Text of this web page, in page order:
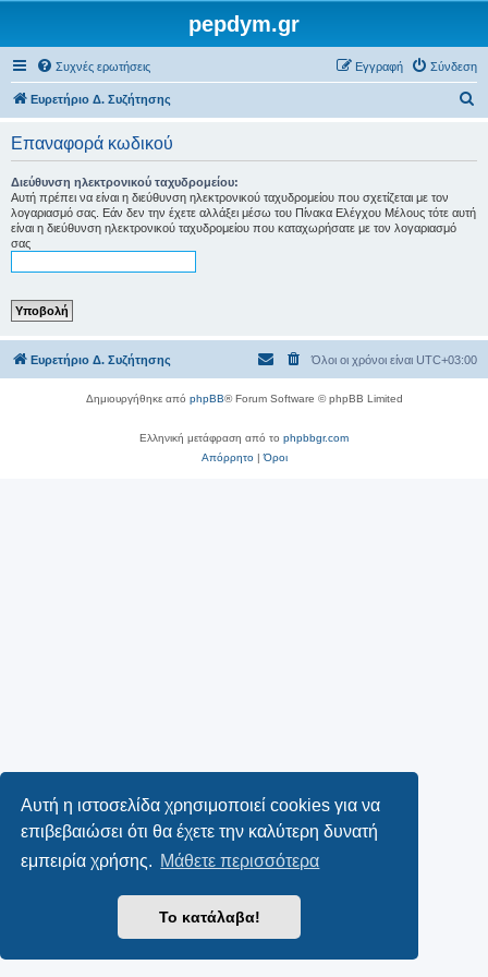
Αυτή η ιστοσελίδα χρησιμοποιεί cookies για να
επιβεβαιώσει ότι θα έχετε την καλύτερη δυνατή
εμπειρία χρήσης. Μάθετε περισσότερα
Το κατάλαβα!
pepdym.gr
Συχνές ερωτήσεις Σύνδεση
Εγγραφή
Ευρετήριο Δ. Συζήτησης
Επαναφορά κωδικού
Διεύθυνση ηλεκτρονικού ταχυδρομείου:
Αυτή πρέπει να είναι η διεύθυνση ηλεκτρονικού ταχυδρομείου που σχετίζεται με τον
λογαριασμό σας. Εάν δεν την έχετε αλλάξει μέσω του Πίνακα Ελέγχου Μέλους τότε αυτή
είναι η διεύθυνση ηλεκτρονικού ταχυδρομείου που καταχωρήσατε με τον λογαριασμό
σας
Ευρετήριο Δ. Συζήτησης Όλοι οι χρόνοι είναι UTC+03:00
Δημιουργήθηκε από phpBB® Forum Software © phpBB Limited
Ελληνική μετάφραση από το phpbbgr.com
Απόρρητο|Όροι